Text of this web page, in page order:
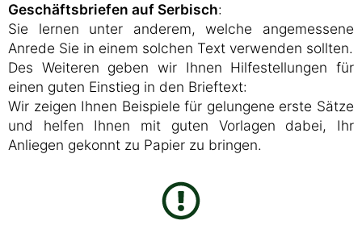
Geschäftsbriefen auf Serbisch:
Sie lernen unter anderem, welche angemessene
Anrede Sie in einem solchen Text verwenden sollten.
Des Weiteren geben wir Ihnen Hilfestellungen für
einen guten Einstieg in den Brieftext:
Wir zeigen Ihnen Beispiele für gelungene erste Sätze
und helfen Ihnen mit guten Vorlagen dabei, Ihr
Anliegen gekonnt zu Papier zu bringen.